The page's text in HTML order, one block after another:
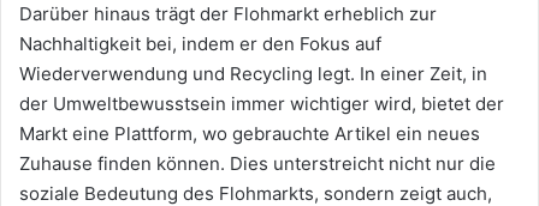
Darüber hinaus trägt der Flohmarkt erheblich zur
Nachhaltigkeit bei, indem er den Fokus auf
Wiederverwendung und Recycling legt. In einer Zeit, in
der Umweltbewusstsein immer wichtiger wird, bietet der
Markt eine Plattform, wo gebrauchte Artikel ein neues
Zuhause finden können. Dies unterstreicht nicht nur die
soziale Bedeutung des Flohmarkts, sondern zeigt auch,